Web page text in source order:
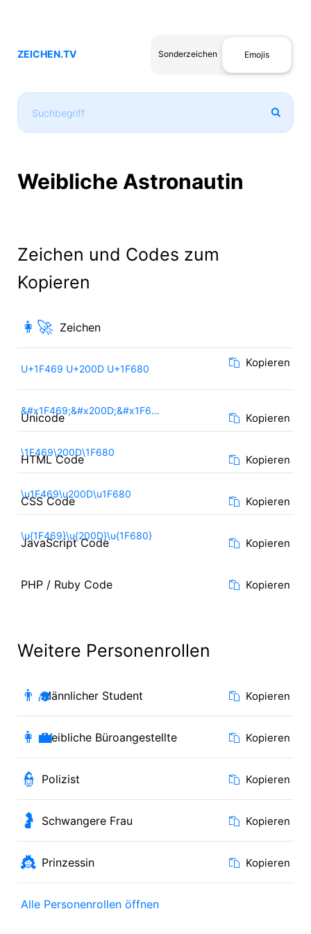
ZEICHEN.TV Sonderzeichen Emojis
Weibliche Astronautin
Zeichen und Codes zum
Kopieren
👩‍🚀 Zeichen
Kopieren
U+1F469 U+200D U+1F680
Unicode Kopieren
&#x1F469;&#x200D;&#x1F680;
HTML Code Kopieren
\1F469\200D\1F680
CSS Code Kopieren
\u1F469\u200D\u1F680
JavaScript Code Kopieren
\u{1F469}\u{200D}\u{1F680}
PHP / Ruby Code Kopieren
Weitere Personenrollen
👨‍🎓Männlicher Student Kopieren
👩‍💼Weibliche Büroangestellte Kopieren
👮 Polizist Kopieren
🤰 Schwangere Frau Kopieren
👸 Prinzessin Kopieren
Alle Personenrollen öffnen